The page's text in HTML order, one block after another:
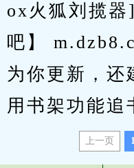
ox火狐刘揽
吧】
为你更新，还
用书架功能追
上一页